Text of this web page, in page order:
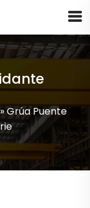
»Grúa Puente